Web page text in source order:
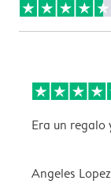
Era un regalo
Angeles